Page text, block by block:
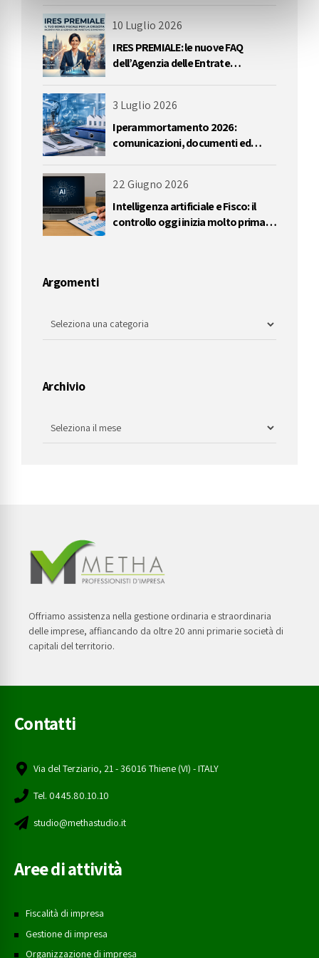
10 Luglio 2026
IRES PREMIALE: le nuove FAQ
dell’Agenzia delle Entrate
3 Luglio 2026
Iperammortamento 2026:
comunicazioni, documenti ed
22 Giugno 2026
Intelligenza artificiale e Fisco: il
controllo oggi inizia molto prima
Argomenti
Archivio
Offriamo assistenza nella gestione ordinaria e straordinaria
delle imprese, affiancando da oltre 20 anni primarie società di
capitali del territorio.
Contatti
Via del Terziario, 21 - 36016 Thiene (VI) - ITALY
Tel. 0445.80.10.10
studio@methastudio.it
Aree di attività
Fiscalità di impresa
Gestione di impresa
Organizzazione di impresa